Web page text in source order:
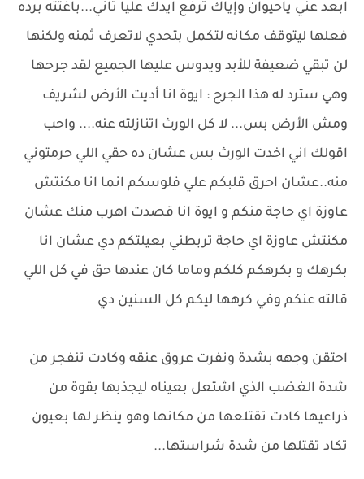
ابعد عني ياحيوان وإياك ترفع ايدك عليا تاني...باغتته برده
فعلها ليتوقف مكانه لتكمل بتحدي لاتعرف ثمنه ولكنها
لن تبقي ضعيفة للأبد ويدوس عليها الجميع لقد جرحها
وهي سترد له هذا الجرح : ايوة انا أديت الأرض لشريف
ومش الأرض بس... لا كل الورث اتنازلته عنه.... واحب
اقولك اني اخدت الورث بس عشان ده حقي اللي حرمتوني
منه..عشان احرق قلبكم علي فلوسكم انما انا مكنتش
عاوزة اي حاجة منكم و ايوة انا قصدت اهرب منك عشان
مكنتش عاوزة اي حاجة تربطني بعيلتكم دي عشان انا
بكرهك و بكرهكم كلكم وماما كان عندها حق في كل اللي
قالته عنكم وفي كرهها ليكم كل السنين دي
احتقن وجهه بشدة ونفرت عروق عنقه وكادت تنفجر من
شدة الغضب الذي اشتعل بعيناه ليجذبها بقوة من
ذراعيها كادت تقتلعها من مكانها وهو ينظر لها بعيون
تكاد تقتلها من شدة شراستها...